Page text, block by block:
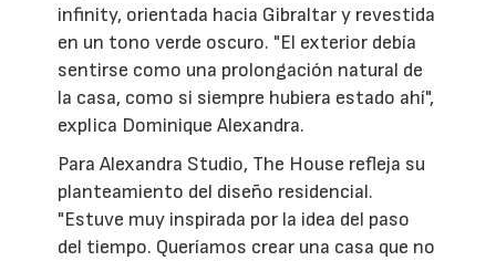
infinity, orientada hacia Gibraltar y revestida
en un tono verde oscuro. "El exterior debía
sentirse como una prolongación natural de
la casa, como si siempre hubiera estado ahí",
explica Dominique Alexandra.
Para Alexandra Studio, The House refleja su
planteamiento del diseño residencial.
"Estuve muy inspirada por la idea del paso
del tiempo. Queríamos crear una casa que no